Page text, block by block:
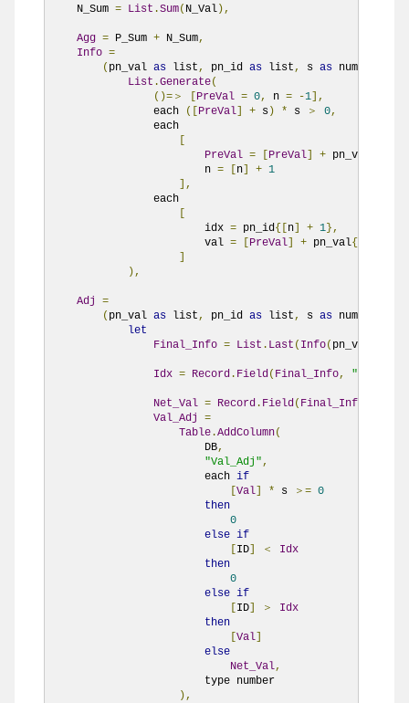
    N_Sum
= List .Sum( N_Val),
Agg = P_Sum + N_Sum,
Info =
( pn_val as list, pn_id as list, s as number
List .Generate(
()=＞
[PreVal = 0, n = -1],
                each
([PreVal] + s) * s ＞ 0,
                each
[
PreVal = [PreVal] + pn_val
                        n
= [n] + 1
],
                each
[
                        idx
= pn_id{[n] + 1},
                        val
= [PreVal] + pn_val{[
]
),
Adj
=
( pn_val as list, pn_id as list, s as number
let
Final_Info = List . Last ( Info( pn_val
Idx = Record . Field( Final_Info, "idx"
Net_Val = Record . Field( Final_Info
Val_Adj
=
Table .AddColumn(
                        DB
,
"Val_Adj",
                        each
if
[Val] * s ＞= 0
then
0
else if
[ID] ＜
Idx
then
0
else if
[ID] ＞
Idx
then
[Val]
else
Net_Val,
                        type number
),